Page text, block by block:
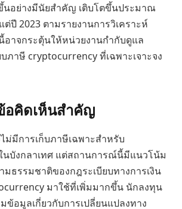
นอย่างมีนัยสำคัญ เติบโตขึ้นประมาณ
ต่ปี 2023 ตามรายงานการวิเคราะห์
อาจกระตุ้นให้หน่วยงานกำกับดูแล
ภาษี cryptocurrency ที่เฉพาะเจาะจง
อคิดเห็นสำคัญ
มีการเก็บภาษีเฉพาะสำหรับ
นบังกลาเทศ แต่สถานการณ์นี้มีแนวโน้ม
มธรรมชาติของกฎระเบียบทางการเงิน
มาใช้ที่เพิ่มมากขึ้น นักลงทุน
ข้อมูลเกี่ยวกับการเปลี่ยนแปลงทาง